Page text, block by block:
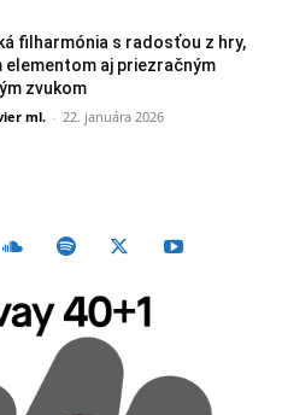
filharmónia s radosťou z hry,
elementom aj priezračným
zvukom
ml. - 22. januára 2026